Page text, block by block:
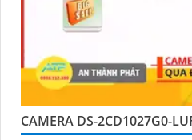
CAMERA DS-2CD1027G0-